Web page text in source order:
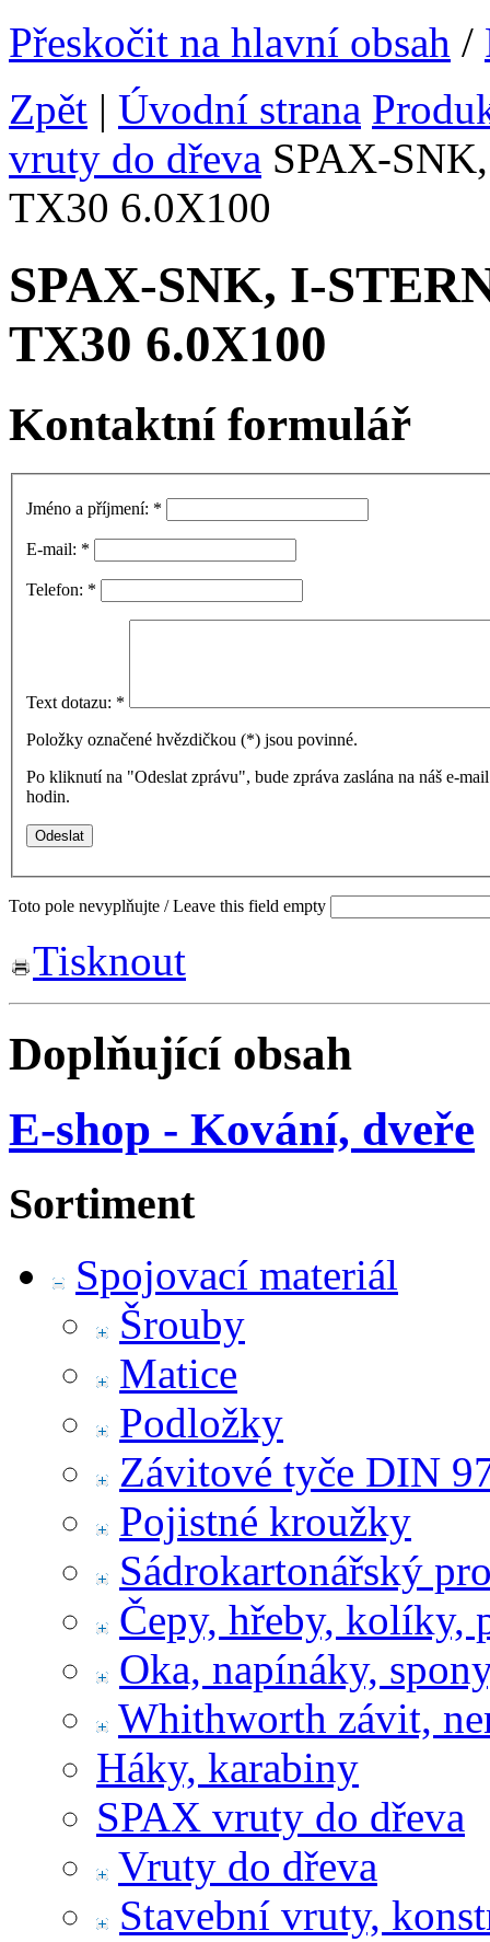
Přeskočit na hlavní obsah /
Zpět | Úvodní strana
vruty do dřeva SPAX-
TX30 6.0X100
SPAX-SNK, I-
TX30 6.0X100
Kontaktní formulář
Jméno a příjmení: *
E-mail: *
Telefon: *
Text dotazu: *
Položky označené hvězdičkou (*) jsou povinné.
Po kliknutí na "Odeslat zprávu", bude zpráva zaslána na náš e-
hodin.
Toto pole nevyplňujte / Leave this field empty
Tisknout
Doplňující obsah
E-shop - Kování, dveře
Sortiment
Spojovací materiál
Šrouby
Matice
Podložky
Závitové tyče DIN
Pojistné kroužky
Sádrokartonářský
Čepy, hřeby, kolíky,
Oka, napínáky,
Whithworth závit,
Háky, karabiny
SPAX vruty do dřeva
Vruty do dřeva
Stavební vruty,